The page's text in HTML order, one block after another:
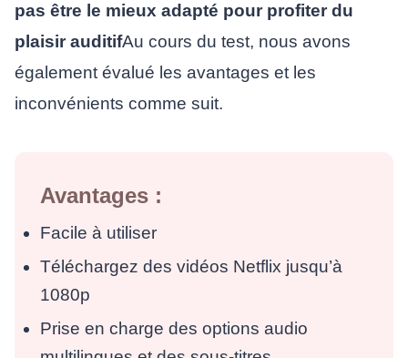
pas être le mieux adapté pour profiter du
plaisir auditifAu cours du test, nous avons
également évalué les avantages et les
inconvénients comme suit.
Avantages :
Facile à utiliser
Téléchargez des vidéos Netflix jusqu’à
1080p
Prise en charge des options audio